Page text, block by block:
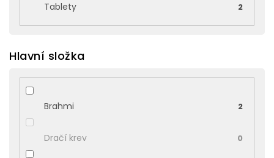
Tablety 2
Hlavní složka
Brahmi 2
Dračí krev 0